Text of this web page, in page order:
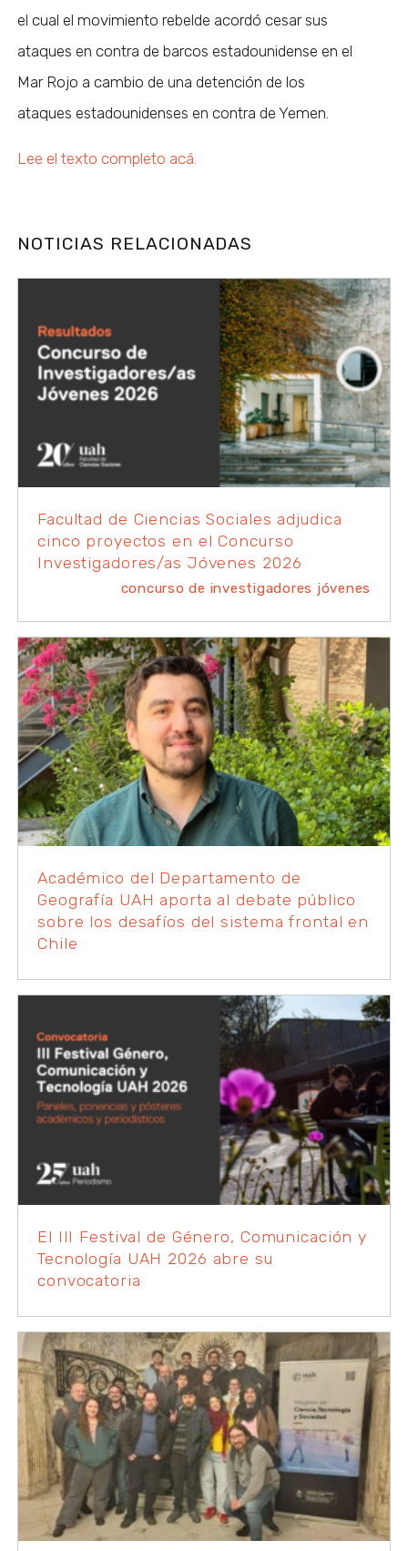
el cual el movimiento rebelde acordó cesar sus
ataques en contra de barcos estadounidense en el
Mar Rojo a cambio de una detención de los
ataques estadounidenses en contra de Yemen.
Lee el texto completo acá.
NOTICIAS RELACIONADAS
Facultad de Ciencias Sociales adjudica
cinco proyectos en el Concurso
Investigadores/as Jóvenes 2026
concurso de investigadores jóvenes
Académico del Departamento de
Geografía UAH aporta al debate público
sobre los desafíos del sistema frontal en
Chile
El III Festival de Género, Comunicación y
Tecnología UAH 2026 abre su
convocatoria